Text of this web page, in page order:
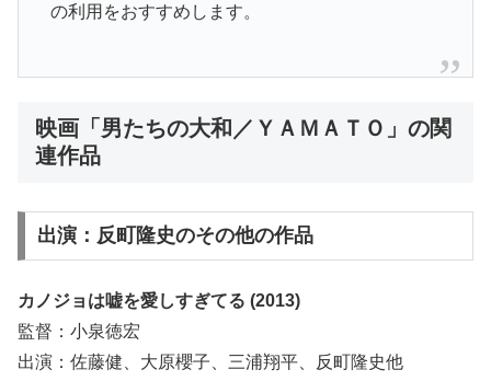
の利用をおすすめします。
映画「男たちの大和／ＹＡＭＡＴＯ」の関
連作品
出演：反町隆史のその他の作品
カノジョは嘘を愛しすぎてる (2013)
監督：小泉徳宏
出演：佐藤健、大原櫻子、三浦翔平、反町隆史他